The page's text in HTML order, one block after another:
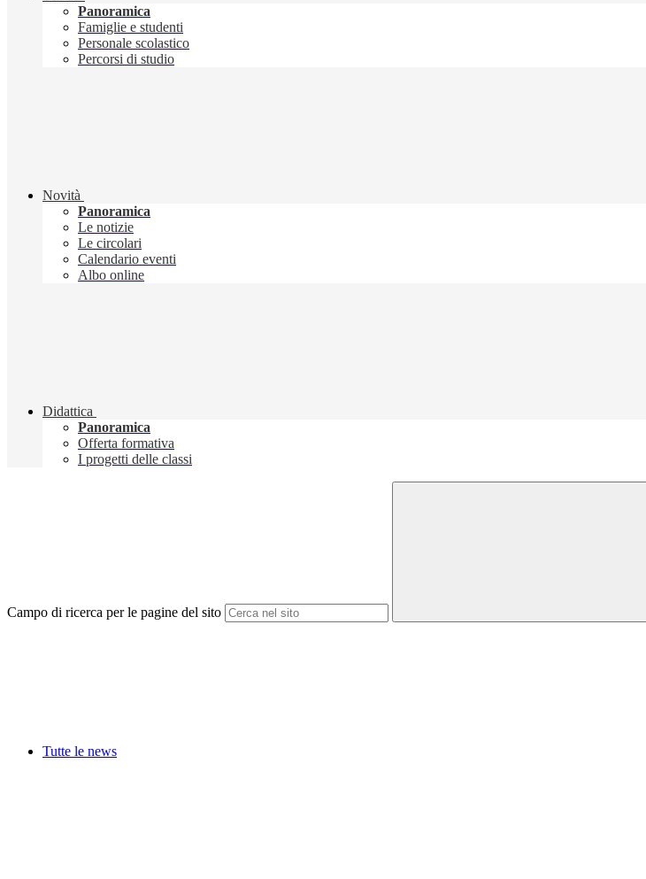
Panoramica
Famiglie e studenti
Personale scolastico
Percorsi di studio
Novità
Panoramica
Le notizie
Le circolari
Calendario eventi
Albo online
Didattica
Panoramica
Offerta formativa
I progetti delle classi
Campo di ricerca per le pagine del sito
Tutte le news